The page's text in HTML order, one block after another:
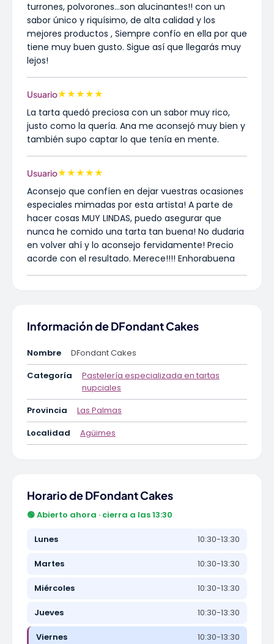
turrones, polvorones…son alucinantes!! con un
sabor único y riquísimo, de alta calidad y los
mejores productos , Siempre confío en ella por que
tiene muy buen gusto. Sigue así que llegarás muy
lejos!
Usuario★★★★★
La tarta quedó preciosa con un sabor muy rico,
justo como la quería. Ana me aconsejó muy bien y
también supo captar lo que tenía en mente.
Usuario★★★★★
Aconsejo que confíen en dejar vuestras ocasiones
especiales mimadas por esta artista! A parte de
hacer cosas MUY LINDAS, puedo asegurar que
nunca he comido una tarta tan buena! No dudaria
en volver ahí y lo aconsejo fervidamente! Precio
acorde con el resultado. Merece!!!! Enhorabuena
Información de DFondant Cakes
Nombre
DFondant Cakes
Categoría
Pastelería especializada en tartas
nupciales
Provincia
Las Palmas
Localidad
Agüimes
Horario de DFondant Cakes
🟢 Abierto ahora · cierra a las 13:30
Lunes 10:30-13:30
Martes 10:30-13:30
Miércoles 10:30-13:30
Jueves 10:30-13:30
Viernes 10:30-13:30